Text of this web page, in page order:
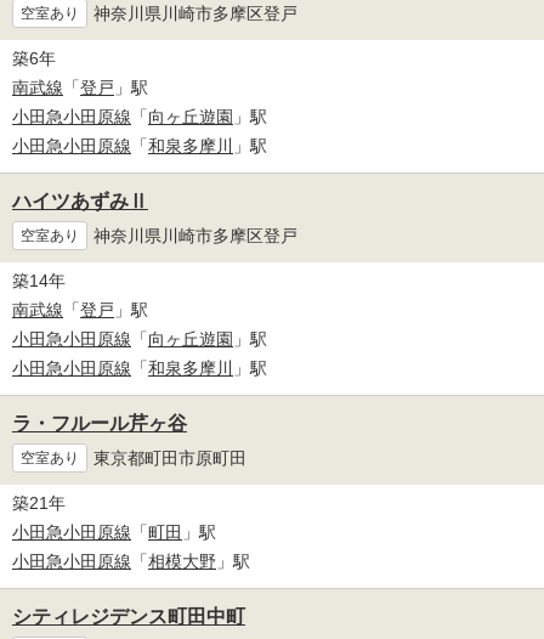
空室あり 神奈川県川崎市多摩区登戸
築6年
南武線 「登戸 」駅
小田急小田原線 「向ヶ丘遊園 」駅
小田急小田原線 「和泉多摩川 」駅
ハイツあずみⅡ
空室あり 神奈川県川崎市多摩区登戸
築14年
南武線 「登戸 」駅
小田急小田原線 「向ヶ丘遊園 」駅
小田急小田原線 「和泉多摩川 」駅
ラ・フルール芹ヶ谷
空室あり 東京都町田市原町田
築21年
小田急小田原線 「町田 」駅
小田急小田原線 「相模大野 」駅
シティレジデンス町田中町